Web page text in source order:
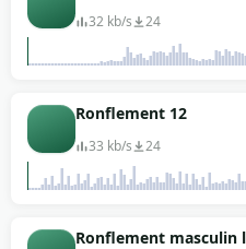
32 kb/s 24
Ronflement 12
33 kb/s 24
Ronflement masculin